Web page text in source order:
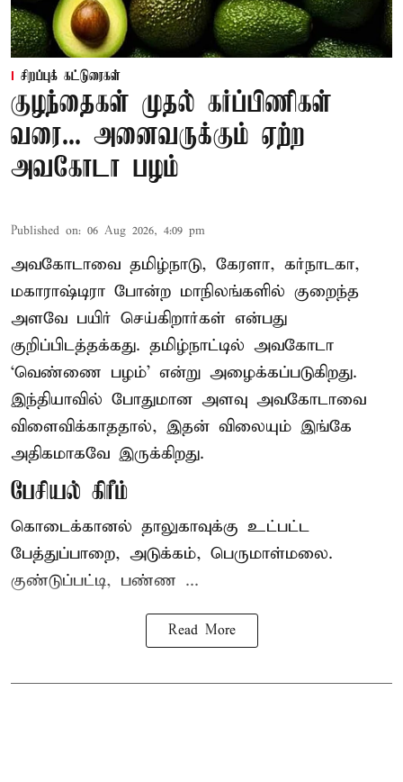
சிறப்புக் கட்டுரைகள்
குழந்தைகள் முதல் கர்ப்பிணிகள்
வரை... அனைவருக்கும் ஏற்ற
அவகோடா பழம்
Published on: 06 Aug 2026, 4:09 pm
அவகோடாவை தமிழ்நாடு, கேரளா, கர்நாடகா,
மகாராஷ்டிரா போன்ற மாநிலங்களில் குறைந்த
அளவே பயிர் செய்கிறார்கள் என்பது
குறிப்பிடத்தக்கது. தமிழ்நாட்டில் அவகோடா
‘வெண்ணை பழம்’ என்று அழைக்கப்படுகிறது.
இந்தியாவில் போதுமான அளவு அவகோடாவை
விளைவிக்காததால், இதன் விலையும் இங்கே
அதிகமாகவே இருக்கிறது.
பேசியல் கிரீம்
கொடைக்கானல் தாலுகாவுக்கு உட்பட்ட
பேத்துப்பாறை, அடுக்கம், பெருமாள்மலை.
குண்டுப்பட்டி, பண்ண ...
Read More